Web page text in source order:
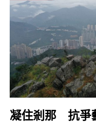
凝住剎那 抗爭